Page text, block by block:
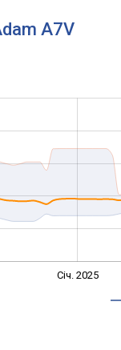
A7V
Січ. 2025